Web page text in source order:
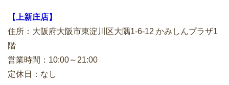
【上新庄店】
住所：大阪府大阪市東淀川区大隅1-6-12 かみしんプラザ1
階
営業時間：10:00～21:00
定休日：なし